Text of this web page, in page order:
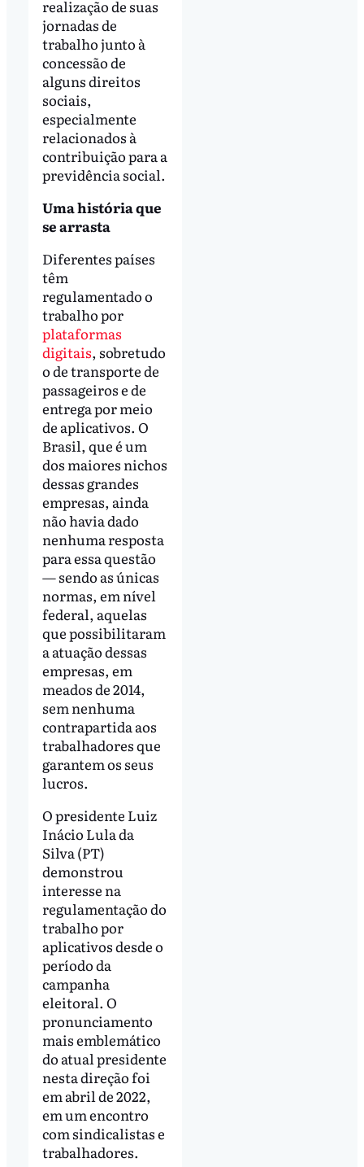
realização de suas
jornadas de
trabalho junto à
concessão de
alguns direitos
sociais,
especialmente
relacionados à
contribuição para a
previdência social.
Uma história que
se arrasta
Diferentes países
têm
regulamentado o
trabalho por
plataformas
digitais, sobretudo
o de transporte de
passageiros e de
entrega por meio
de aplicativos. O
Brasil, que é um
dos maiores nichos
dessas grandes
empresas, ainda
não havia dado
nenhuma resposta
para essa questão
— sendo as únicas
normas, em nível
federal, aquelas
que possibilitaram
a atuação dessas
empresas, em
meados de 2014,
sem nenhuma
contrapartida aos
trabalhadores que
garantem os seus
lucros.
O presidente Luiz
Inácio Lula da
Silva (PT)
demonstrou
interesse na
regulamentação do
trabalho por
aplicativos desde o
período da
campanha
eleitoral. O
pronunciamento
mais emblemático
do atual presidente
nesta direção foi
em abril de 2022,
em um encontro
com sindicalistas e
trabalhadores.